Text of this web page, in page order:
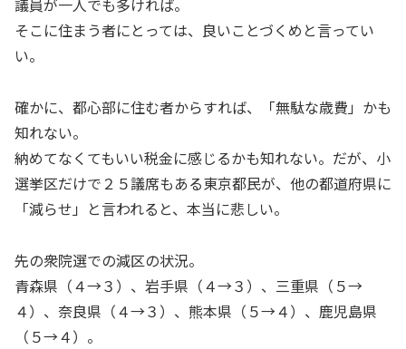
議員が一人でも多ければ。
そこに住まう者にとっては、良いことづくめと言ってい
い。
確かに、都心部に住む者からすれば、「無駄な歳費」かも
知れない。
納めてなくてもいい税金に感じるかも知れない。だが、小
選挙区だけで２５議席もある東京都民が、他の都道府県に
「減らせ」と言われると、本当に悲しい。
先の衆院選での減区の状況。
青森県（４→３）、岩手県（４→３）、三重県（５→
４）、奈良県（４→３）、熊本県（５→４）、鹿児島県
（５→４）。